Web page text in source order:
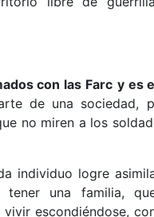
con las Farc y es
de una sociedad,
no miren a los
individuo logre
una familia,
escondiéndose,